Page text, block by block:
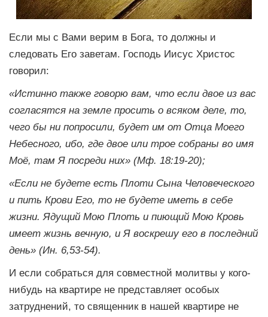
Если мы с Вами верим в Бога, то должны и
следовать Его заветам. Господь Иисус Христос
говорил:
«Истинно также говорю вам, что если двое из вас
согласятся на земле просить о всяком деле, то,
чего бы ни попросили, будет им от Отца Моего
Небесного, ибо, где двое или трое собраны во имя
Моё, там Я посреди них» (Мф. 18:19-20);
«Если не будете есть Плоти Сына Человеческого
и пить Крови Его, то не будете иметь в себе
жизни. Ядущий Мою Плоть и пиющий Мою Кровь
имеет жизнь вечную, и Я воскрешу его в последний
день» (Ин. 6,53-54).
И если собраться для совместной молитвы у кого-
нибудь на квартире не представляет особых
затруднений, то священник в нашей квартире не